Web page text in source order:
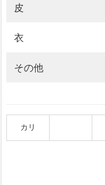
皮
衣
その他
カリ